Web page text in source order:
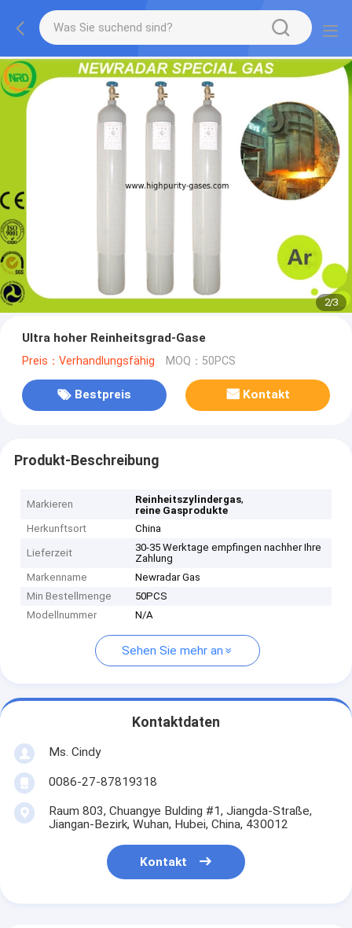
2/3
Ultra hoher Reinheitsgrad-Gase
Preis：Verhandlungsfähig MOQ：50PCS
Bestpreis Kontakt
Produkt-Beschreibung
Markieren Reinheitszylindergas,
reine Gasprodukte
Herkunftsort
China
Lieferzeit
30-35 Werktage empfingen nachher Ihre
Zahlung
Markenname
Newradar Gas
Min Bestellmenge
50PCS
Modellnummer
N/A
Sehen Sie mehr an
Kontaktdaten
Ms. Cindy
0086-27-87819318
Raum 803, Chuangye Bulding #1, Jiangda-Straße,
Jiangan-Bezirk, Wuhan, Hubei, China, 430012
Kontakt